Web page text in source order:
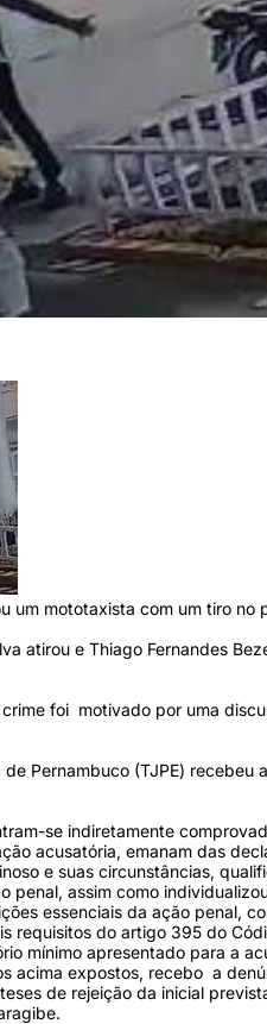
um mototaxista com um tiro no
atirou e Thiago Fernandes
foi motivado por uma
Pernambuco (TJPE)
se indiretamente
acusatória, emanam das
e suas circunstâncias,
penal, assim como
essenciais da ação penal,
requisitos do artigo 395 do
mínimo apresentado para a
acima expostos, recebo a
de rejeição da inicial